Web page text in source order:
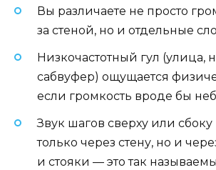
Вы различаете не просто
за стеной, но и отдельные
Низкочастотный гул (улица,
сабвуфер) ощущается
если громкость вроде бы
Звук шагов сверху или
только через стену, но и
и стояки — это так